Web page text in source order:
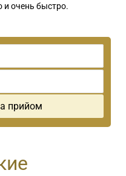
и очень быстро.